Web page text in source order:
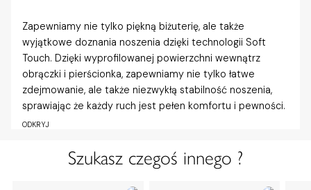
Zapewniamy nie tylko piękną biżuterię, ale także
wyjątkowe doznania noszenia dzięki technologii Soft
Touch. Dzięki wyprofilowanej powierzchni wewnątrz
obrączki i pierścionka, zapewniamy nie tylko łatwe
zdejmowanie, ale także niezwykłą stabilność noszenia,
sprawiając że każdy ruch jest pełen komfortu i pewności.
ODKRYJ
Szukasz czegoś innego ?